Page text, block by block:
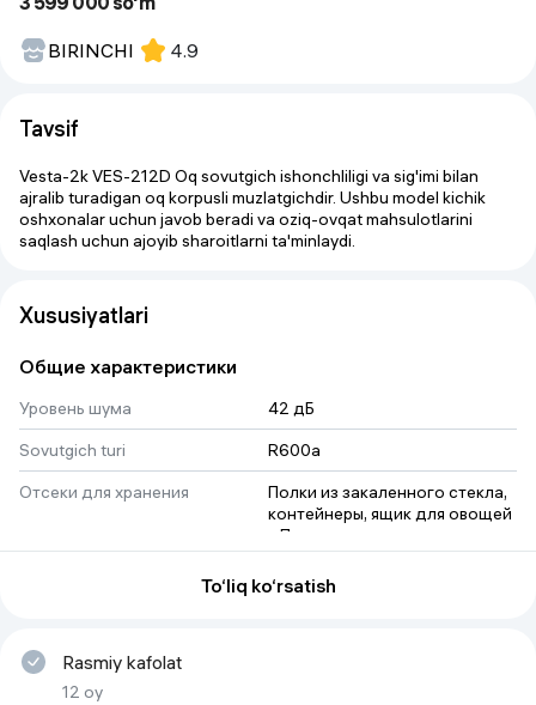
BIRINCHI
4.9
Tavsif
Vesta-2k VES-212D Oq sovutgich ishonchliligi va sig'imi bilan
ajralib turadigan oq korpusli muzlatgichdir. Ushbu model kichik
oshxonalar uchun javob beradi va oziq-ovqat mahsulotlarini
saqlash uchun ajoyib sharoitlarni ta'minlaydi.
Xususiyatlari
Общие характеристики
Уровень шума
42 дБ
Sovutgich turi
R600a
Отсеки для хранения
Полки из закаленного стекла,
контейнеры, ящик для овощей
Полки из стекла, ящик для
овощей и фруктов ,
морозилник
Морозильная камера
To‘liq ko‘rsatish
Rasmiy kafolat
12 oy